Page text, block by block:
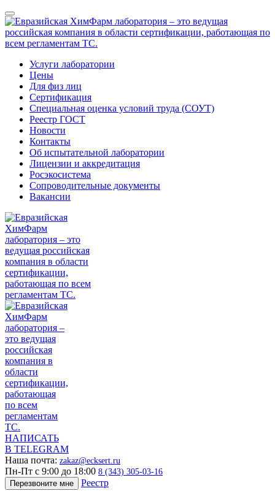
Услуги лаборатории
Цены
Для физ лиц
Сертификация
Специальная оценка условий труда (СОУТ)
Реестр ГОСТ
Новости
Контакты
Об испытательной лаборатории
Лицензии и аккредитация
Росэкосистема
Сопроводительные документы
Вакансии
НАПИСАТЬ
В TELEGRAM
Наша почта: zakaz@ecksert.ru
Пн-Пт с 9:00 до 18:00 8 (343) 305-03-16
Перезвоните мне
Реестр